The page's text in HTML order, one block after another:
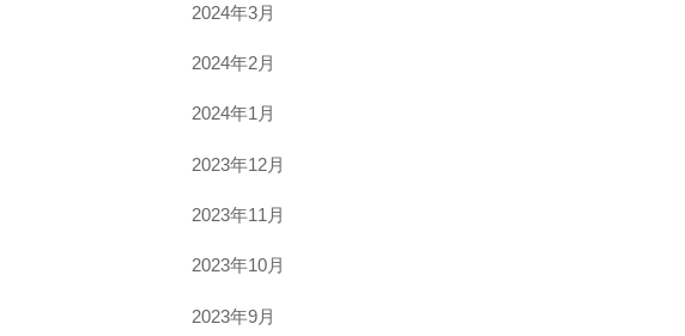
2024年3月
2024年2月
2024年1月
2023年12月
2023年11月
2023年10月
2023年9月